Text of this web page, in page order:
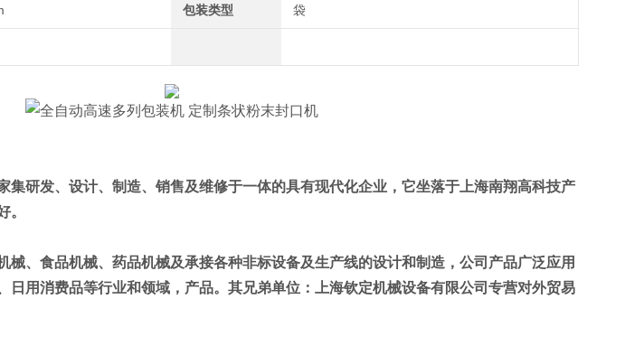
包装类型 袋
集研发、设计、制造、销售及维修于一体的具有现代化企业，它坐落于上海南翔高科技产
。
械、食品机械、药品机械及承接各种非标设备及生产线的设计和制造，公司产品广泛应用
日用消费品等行业和领域，产品。其兄弟单位：上海钦定机械设备有限公司专营对外贸易